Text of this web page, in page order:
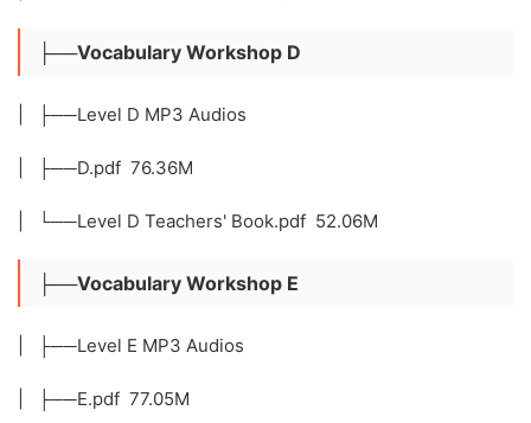
├──Vocabulary Workshop D
| ├──Level D MP3 Audios
| ├──D.pdf 76.36M
| └──Level D Teachers' Book.pdf 52.06M
├──Vocabulary Workshop E
| ├──Level E MP3 Audios
| ├──E.pdf 77.05M